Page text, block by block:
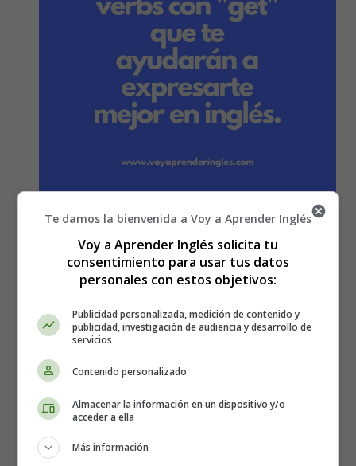
10 Phrasal Verbs con 'take' que debes
conocer 🌟
Te damos la bienvenida a Voy a Aprender Inglés
Voy a Aprender Inglés solicita tu
consentimiento para usar tus datos
personales con estos objetivos:
Publicidad personalizada, medición de contenido y
publicidad, investigación de audiencia y desarrollo de
servicios
Contenido personalizado
Almacenar la información en un dispositivo y/o
acceder a ella
Más información